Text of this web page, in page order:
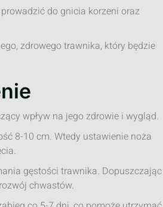
do gnicia korzeni oraz
zdrowego trawnika, który będzie
wpływ na jego zdrowie i wygląd.
8-10 cm. Wtedy ustawienie noża
gęstości trawnika. Dopuszczając
chwastów.